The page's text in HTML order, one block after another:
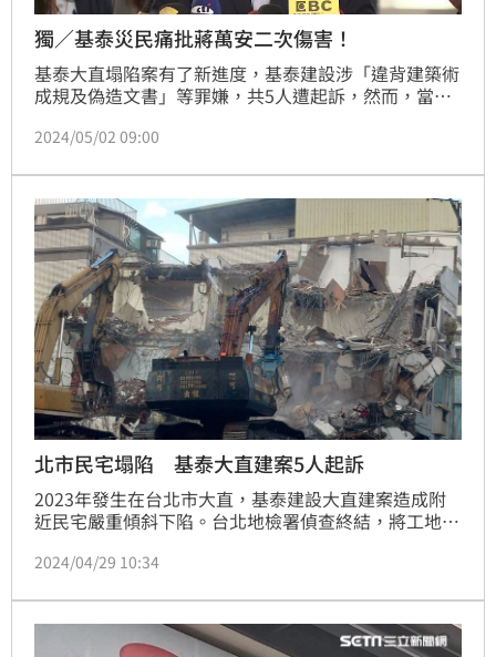
獨／基泰災民痛批蔣萬安二次傷害！
基泰大直塌陷案有了新進度，基泰建設涉「違背建築術
成規及偽造文書」等罪嫌，共5人遭起訴，然而，當初
災民在不滿「房產價值低估」情況下，2案同意比例皆
之路恐將破局。（陳韋帆）
2024/05/02 09:00
北市民宅塌陷 基泰大直建案5人起訴
2023年發生在台北市大直，基泰建設大直建案造成附
近民宅嚴重傾斜下陷。台北地檢署偵查終結，將工地邱
劉姓建築師、基泰建設姜姓專案人員等一共5人，依涉
2024/04/29 10:34